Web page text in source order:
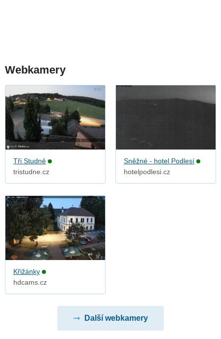
Webkamery
Tři Studně
tristudne.cz
Sněžné - hotel Podlesí
hotelpodlesi.cz
Křižánky
hdcams.cz
Další webkamery